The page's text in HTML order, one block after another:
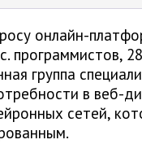
онлайн-
программистов,
группа
в веб-
сетей,